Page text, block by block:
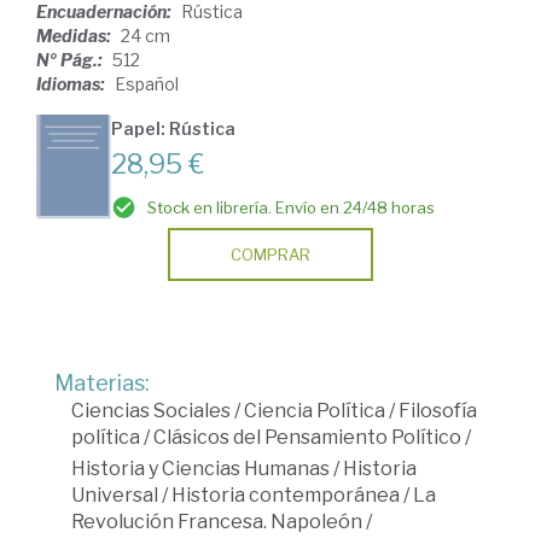
Encuadernación:
Rústica
Medidas: 24 cm
Nº Pág.: 512
Idiomas:
Español
Papel: Rústica
28,95 €
Stock en librería. Envío en 24/48 horas
COMPRAR
Materias:
Ciencias Sociales/Ciencia Política / Filosofía
política /Clásicos del Pensamiento Político /
Historia y Ciencias Humanas/ Historia
Universal / Historia contemporánea / La
Revolución Francesa. Napoleón /